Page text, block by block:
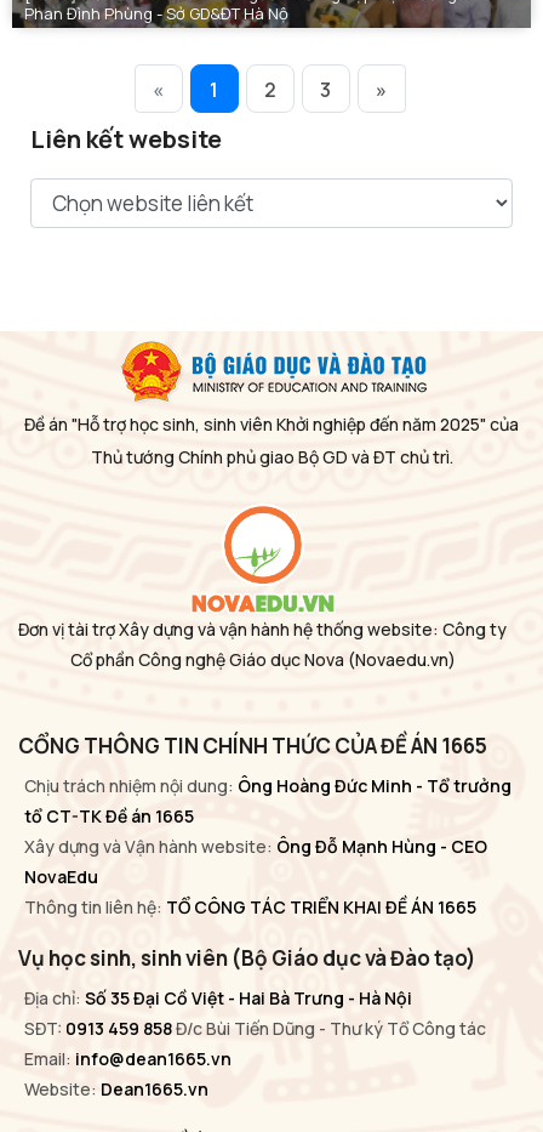
Phan Đình Phùng - Sở GD&ĐT Hà Nộ
« 1 2 3 »
Liên kết website
Đề án "Hỗ trợ học sinh, sinh viên Khởi nghiệp đến năm 2025" của
Thủ tướng Chính phủ giao Bộ GD và ĐT chủ trì.
Đơn vị tài trợ Xây dựng và vận hành hệ thống website: Công ty
Cổ phần Công nghệ Giáo dục Nova (Novaedu.vn)
CỔNG THÔNG TIN CHÍNH THỨC CỦA ĐỀ ÁN 1665
Chịu trách nhiệm nội dung: Ông Hoàng Đức Minh - Tổ trưởng
tổ CT-TK Đề án 1665
Xây dựng và Vận hành website: Ông Đỗ Mạnh Hùng - CEO
NovaEdu
Thông tin liên hệ: TỔ CÔNG TÁC TRIỂN KHAI ĐỀ ÁN 1665
Vụ học sinh, sinh viên (Bộ Giáo dục và Đào tạo)
Địa chỉ: Số 35 Đại Cồ Việt - Hai Bà Trưng - Hà Nội
SĐT: 0913 459 858Đ/c Bùi Tiến Dũng - Thư ký Tổ Công tác
Email: info@dean1665.vn
Website: Dean1665.vn